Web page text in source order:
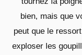
bien, mais que
peut que le
exploser les